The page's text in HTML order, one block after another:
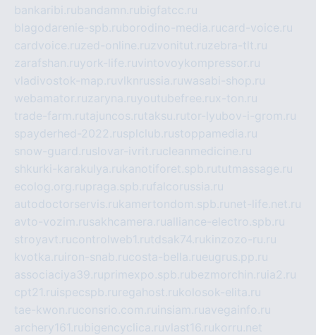
bankaribi.rubandamn.rubigfatcc.ru
blagodarenie-spb.ruborodino-media.rucard-voice.ru
cardvoice.ruzed-online.ruzvonitut.ruzebra-tlt.ru
zarafshan.ruyork-life.ruvintovoykompressor.ru
vladivostok-map.ruvlknrussia.ruwasabi-shop.ru
webamator.ruzaryna.ruyoutubefree.rux-ton.ru
trade-farm.rutajuncos.rutaksu.rutor-lyubov-i-grom.ru
spayderhed-2022.rusplclub.rustoppamedia.ru
snow-guard.ruslovar-ivrit.rucleanmedicine.ru
shkurki-karakulya.rukanotiforet.spb.rututmassage.ru
ecolog.org.rupraga.spb.rufalcorussia.ru
autodoctorservis.rukamertondom.spb.ru net-life.net.ru
avto-vozim.rusakhcamera.rualliance-electro.spb.ru
stroyavt.rucontrolweb1.rutdsak74.rukinzozo-ru.ru
kvotka.ru iron-snab.rucosta-bella.rueugrus.pp.ru
associaciya39.ruprimexpo.spb.rubezmorchin.ru ia2.ru
cpt21.ru ispecspb.ru regahost.rukolosok-elita.ru
tae-kwon.ruconsrio.com.ru insiam.ruavegainfo.ru
archery161.rubigencyclica.ruvlast16.rukorru.net